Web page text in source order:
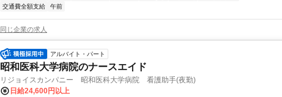
交通費全額支給
午前
同じ企業の求人
アルバイト・パート
昭和医科大学病院のナースエイド
リジョイスカンパニー 昭和医科大学病院 看護助手(夜勤)
日給24,600円以上